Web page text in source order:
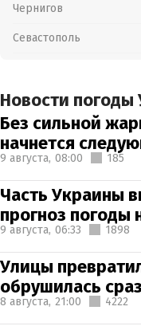
Чернигов
Севастополь
Новости
Без сильной
начнется
9 августа, 08:00 185
Часть Украины
прогноз погоды
9 августа, 06:33 1898
Улицы
обрушилась
8 августа, 21:00 4222